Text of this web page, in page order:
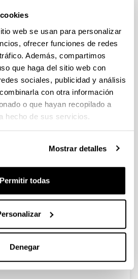
web se usan para personalizar
ofrecer funciones de redes
Además, compartimos
que haga del sitio web con
sociales, publicidad y análisis
con otra información
o que hayan recopilado a
hecho de sus servicios.
Mostrar detalles
Permitir todas
Denegar
la villa de Bilbao en
de actividad y
José Mª y Pareja Alonso,
en la España Contemporánea.
Orruño, J. M. y Ugarte, J. (eds.)
de fin:
(CD Anexo).